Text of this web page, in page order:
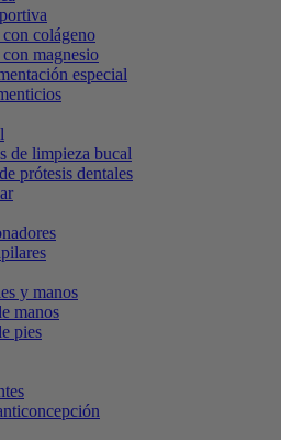
colágeno
magnesio
especial
de limpieza bucal
prótesis dentales
y manos
manos
pies